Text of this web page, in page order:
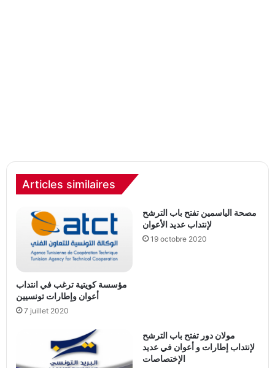
Articles similaires
مؤسسة كويتية ترغب في انتداب
أعوان وإطارات تونسيين
7 juillet 2020
مصحة الياسمين تفتح باب الترشح
لإنتداب عديد الأعوان
19 octobre 2020
مولان دور تفتح باب الترشح
لإنتداب إطارات و أعوان في عديد
الإختصاصات